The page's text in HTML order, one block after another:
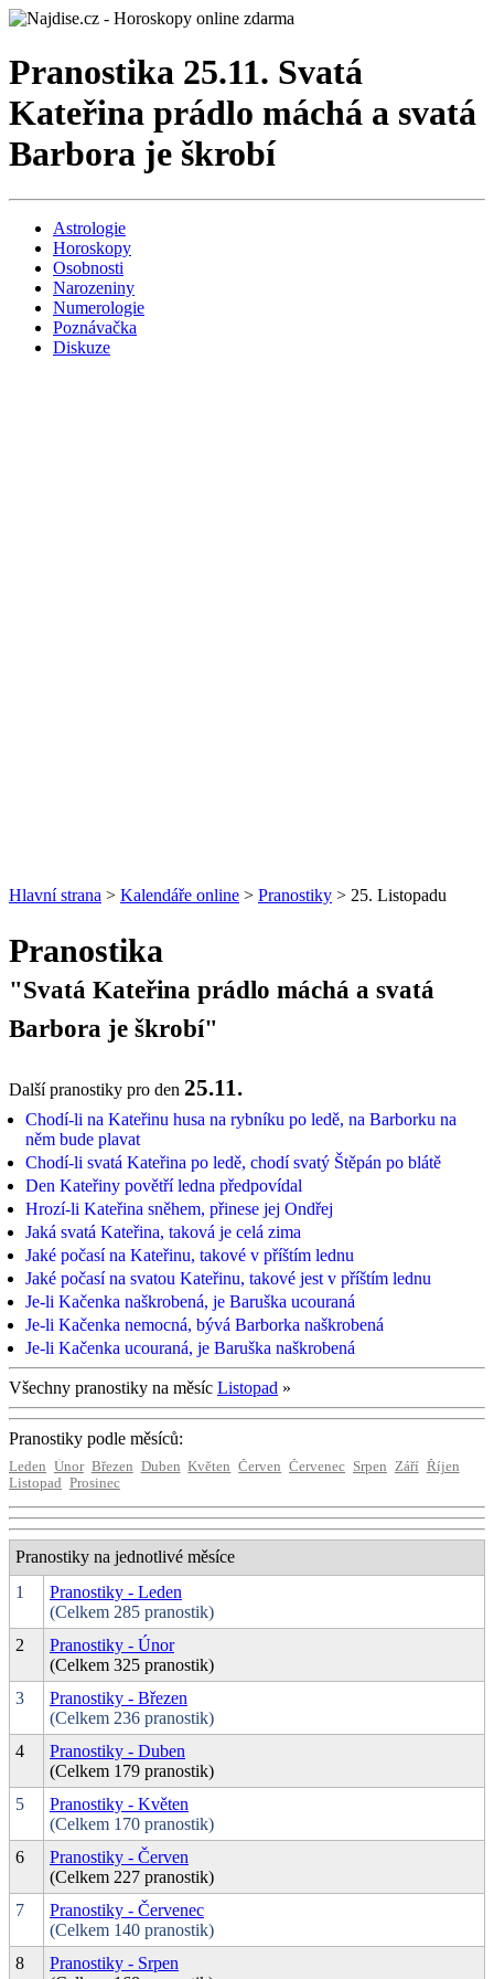
Pranostika 25.11. Svatá
Kateřina prádlo máchá a svatá
Barbora je škrobí
Astrologie
Horoskopy
Osobnosti
Narozeniny
Numerologie
Poznávačka
Diskuze
Hlavní strana > Kalendáře online > Pranostiky > 25. Listopadu
Pranostika
"Svatá Kateřina prádlo máchá a svatá
Barbora je škrobí"
Další pranostiky pro den 25.11.
Chodí-li na Kateřinu husa na rybníku po ledě, na Barborku na
něm bude plavat
Chodí-li svatá Kateřina po ledě, chodí svatý Štěpán po blátě
Den Kateřiny povětří ledna předpovídal
Hrozí-li Kateřina sněhem, přinese jej Ondřej
Jaká svatá Kateřina, taková je celá zima
Jaké počasí na Kateřinu, takové v příštím lednu
Jaké počasí na svatou Kateřinu, takové jest v příštím lednu
Je-li Kačenka naškrobená, je Baruška ucouraná
Je-li Kačenka nemocná, bývá Barborka naškrobená
Je-li Kačenka ucouraná, je Baruška naškrobená
Všechny pranostiky na měsíc Listopad »
Pranostiky podle měsíců:
Leden Únor Březen Duben Květen Červen Červenec Srpen Září Říjen
Listopad Prosinec
Pranostiky na jednotlivé měsíce
1
Pranostiky - Leden
(Celkem 285 pranostik)
2
Pranostiky - Únor
(Celkem 325 pranostik)
3
Pranostiky - Březen
(Celkem 236 pranostik)
4
Pranostiky - Duben
(Celkem 179 pranostik)
5
Pranostiky - Květen
(Celkem 170 pranostik)
6
Pranostiky - Červen
(Celkem 227 pranostik)
7
Pranostiky - Červenec
(Celkem 140 pranostik)
8
Pranostiky - Srpen